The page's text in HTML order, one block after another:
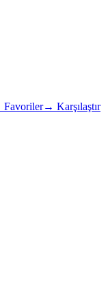
Favoriler→ Karşılaştır